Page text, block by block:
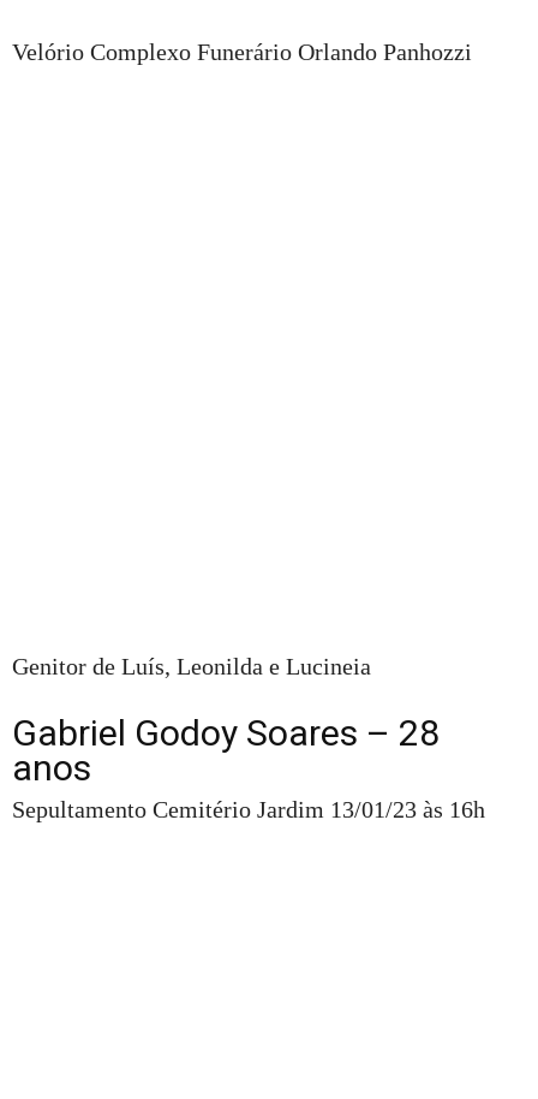
Velório Complexo Funerário Orlando Panhozzi
Genitor de Luís, Leonilda e Lucineia
Gabriel Godoy Soares – 28
anos
Sepultamento Cemitério Jardim 13/01/23 às 16h